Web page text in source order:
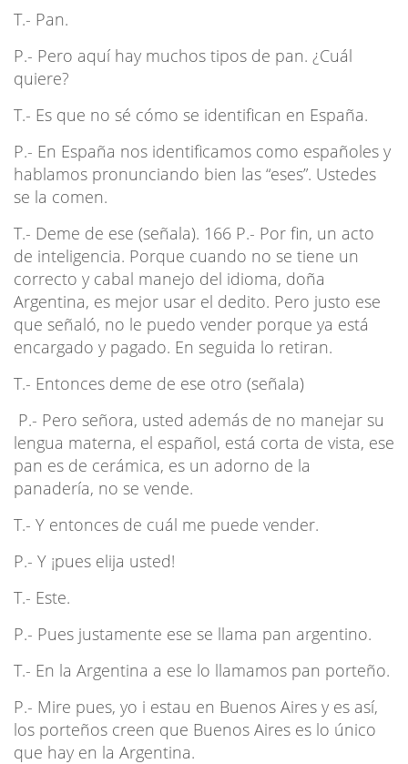
T.- Pan.
P.- Pero aquí hay muchos tipos de pan. ¿Cuál
quiere?
T.- Es que no sé cómo se identifican en España.
P.- En España nos identificamos como españoles y
hablamos pronunciando bien las “eses”. Ustedes
se la comen.
T.- Deme de ese (señala). 166 P.- Por fin, un acto
de inteligencia. Porque cuando no se tiene un
correcto y cabal manejo del idioma, doña
Argentina, es mejor usar el dedito. Pero justo ese
que señaló, no le puedo vender porque ya está
encargado y pagado. En seguida lo retiran.
T.- Entonces deme de ese otro (señala)
P.- Pero señora, usted además de no manejar su
lengua materna, el español, está corta de vista, ese
pan es de cerámica, es un adorno de la
panadería, no se vende.
T.- Y entonces de cuál me puede vender.
P.- Y ¡pues elija usted!
T.- Este.
P.- Pues justamente ese se llama pan argentino.
T.- En la Argentina a ese lo llamamos pan porteño.
P.- Mire pues, yo i estau en Buenos Aires y es así,
los porteños creen que Buenos Aires es lo único
que hay en la Argentina.